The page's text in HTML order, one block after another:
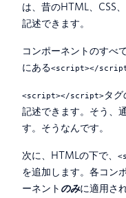
は、昔のHTML、CSS
記述できます。
コンポーネントのすべ
にある<script></
<script></script>タ
記述できます。そう、
す。そうなんです。
次に、HTMLの下で、
を追加します。各コン
ーネント のみに適用さ